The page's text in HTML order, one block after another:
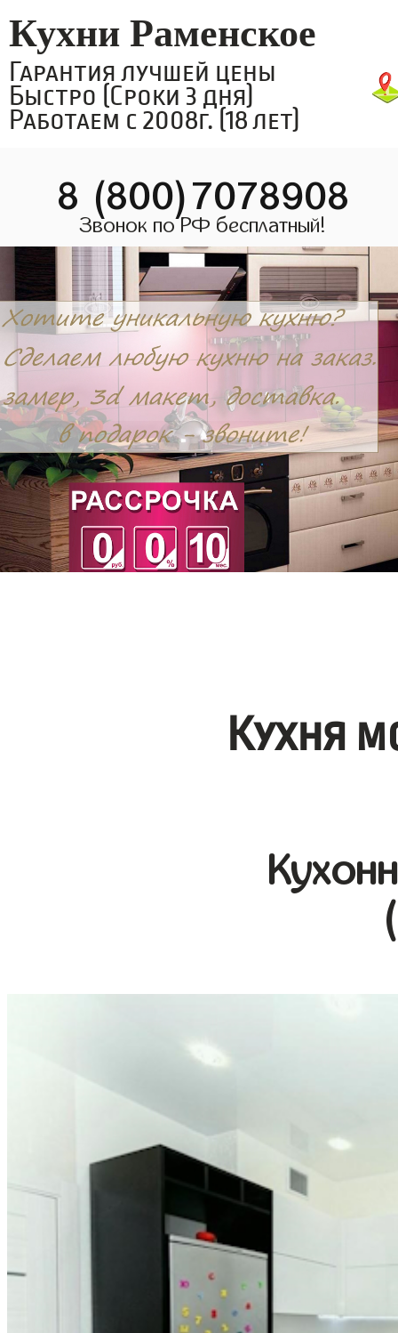
Кухни Раменское
Гарантия лучшей цены
Быстро (Сроки 3 дня)
Работаем с 2008г. (18 лет)
8 (800)7078908
Звонок по РФ бесплатный!
Кухня